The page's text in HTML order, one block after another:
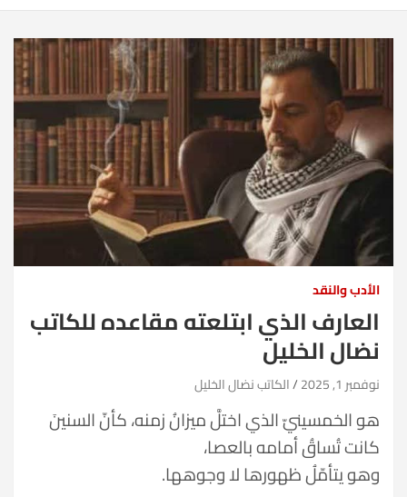
الأدب والنقد
العارف الذي ابتلعته مقاعده للكاتب
نضال الخليل
نوفمبر 1, 2025 الكاتب نضال الخليل
هو الخمسينيّ الذي اختلَّ ميزانُ زمنه، كأنّ السنينَ
كانت تُساقُ أمامه بالعصا،
وهو يتأمّلُ ظهورها لا وجوهها.